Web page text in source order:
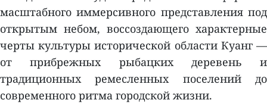
масштабного иммерсивного представления под
открытым небом, воссоздающего характерные
черты культуры исторической области Куанг —
от прибрежных рыбацких деревень и
традиционных ремесленных поселений до
современного ритма городской жизни.